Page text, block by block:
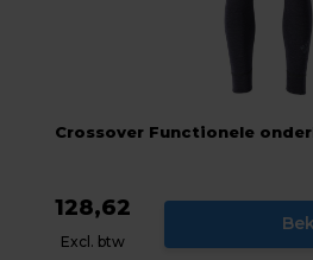
Crossover Functionele
128,62
Excl. btw